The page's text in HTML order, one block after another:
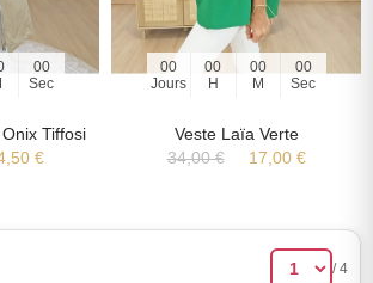
00
Sec
Tiffosi
€
00
Jours
00
H
00
M
00
Sec
Veste Laïa Verte
34,00 €
17,00 €
/ 4